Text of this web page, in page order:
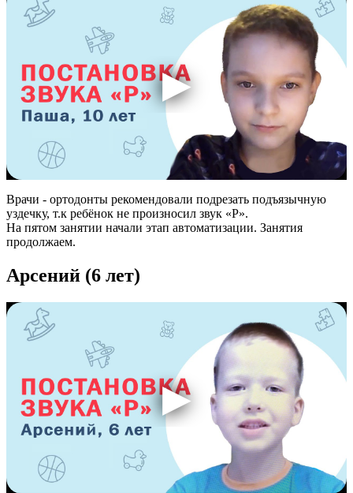
Врачи - ортодонты рекомендовали подрезать подъязычную
уздечку, т.к ребёнок не произносил звук «Р».
На пятом занятии начали этап автоматизации. Занятия
продолжаем.
Арсений (6 лет)